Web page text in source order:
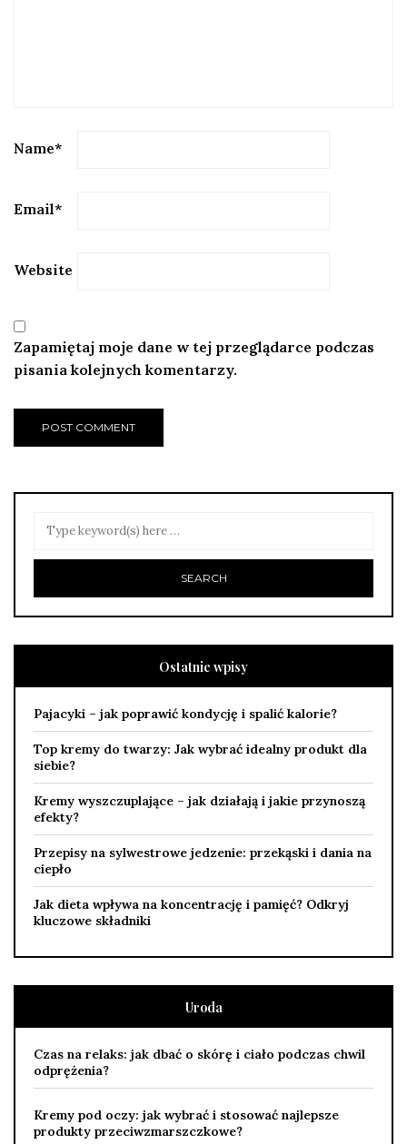
Name*
Email*
Website
Zapamiętaj moje dane w tej przeglądarce podczas
pisania kolejnych komentarzy.
Ostatnie wpisy
Pajacyki – jak poprawić kondycję i spalić kalorie?
Top kremy do twarzy: Jak wybrać idealny produkt dla
siebie?
Kremy wyszczuplające – jak działają i jakie przynoszą
efekty?
Przepisy na sylwestrowe jedzenie: przekąski i dania na
ciepło
Jak dieta wpływa na koncentrację i pamięć? Odkryj
kluczowe składniki
Uroda
Czas na relaks: jak dbać o skórę i ciało podczas chwil
odprężenia?
Kremy pod oczy: jak wybrać i stosować najlepsze
produkty przeciwzmarszczkowe?